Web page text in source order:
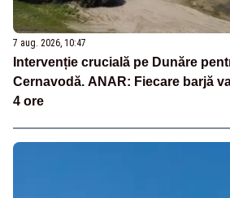
7 aug. 2026, 10:47
Intervenție crucială pe Dunăre
Cernavodă. ANAR: Fiecare barjă
4 ore